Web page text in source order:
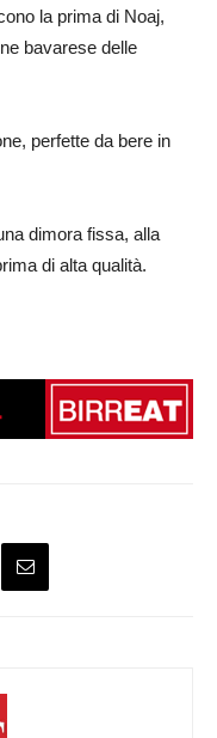
la prima di Noaj,
bavarese delle
perfette da bere in
dimora fissa, alla
di alta qualità.